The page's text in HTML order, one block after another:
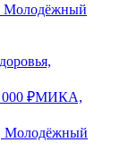
Молодёжный
₽МИКА,
Молодёжный